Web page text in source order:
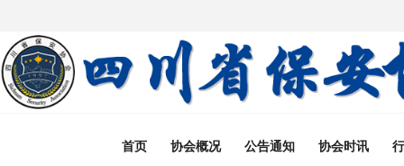
首页 协会概况 公告通知 协会时讯